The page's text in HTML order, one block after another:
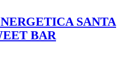
SANTA
BAR